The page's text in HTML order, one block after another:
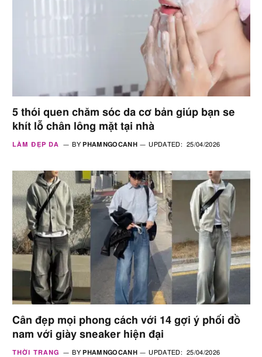
5 thói quen chăm sóc da cơ bản giúp bạn se
khít lỗ chân lông mặt tại nhà
LÀM ĐẸP DA BY PHAMNGOCANH UPDATED: 25/04/2026
Cân đẹp mọi phong cách với 14 gợi ý phối đồ
nam với giày sneaker hiện đại
THỜI TRANG BY PHAMNGOCANH UPDATED: 25/04/2026